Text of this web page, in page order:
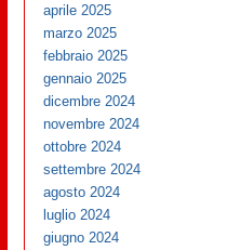
aprile 2025
marzo 2025
febbraio 2025
gennaio 2025
dicembre 2024
novembre 2024
ottobre 2024
settembre 2024
agosto 2024
luglio 2024
giugno 2024